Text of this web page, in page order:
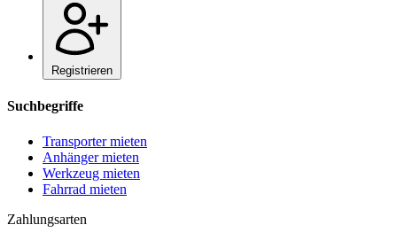
Registrieren
Suchbegriffe
Transporter mieten
Anhänger mieten
Werkzeug mieten
Fahrrad mieten
Zahlungsarten